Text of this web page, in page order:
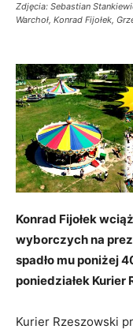
Zdjęcia: Sebastian
Warchoł, Konrad Fijołek,
Konrad Fijołek
wyborczych na
spadło mu poniżej
poniedziałek Kurier
Kurier Rzeszowski